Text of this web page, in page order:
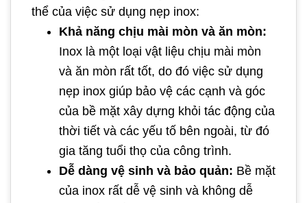
thể của việc sử dụng nẹp inox:
Khả năng chịu mài mòn và ăn mòn:
Inox là một loại vật liệu chịu mài mòn
và ăn mòn rất tốt, do đó việc sử dụng
nẹp inox giúp bảo vệ các cạnh và góc
của bề mặt xây dựng khỏi tác động của
thời tiết và các yếu tố bên ngoài, từ đó
gia tăng tuổi thọ của công trình.
Dễ dàng vệ sinh và bảo quản: Bề mặt
của inox rất dễ vệ sinh và không dễ